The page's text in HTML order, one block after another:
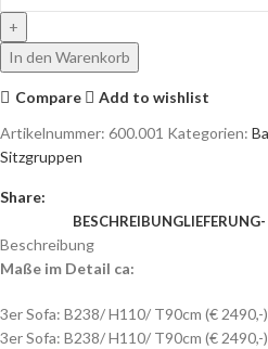
In den Warenkorb
Compare
Add to wishlist
Artikelnummer: 600.001 Kategorien:
Sitzgruppen
Share:
BESCHREIBUNG
Beschreibung
Maße im Detail ca:
3er Sofa: B238/ H110/ T90cm (€ 2490,-)
3er Sofa: B238/ H110/ T90cm (€ 2490,-)